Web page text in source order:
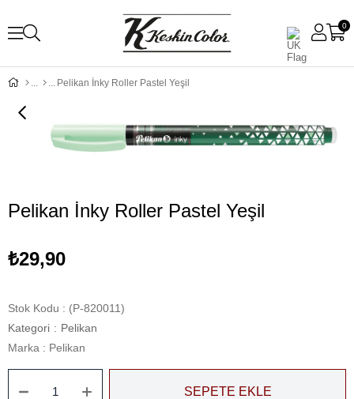
0
Pelikan İnky Roller Pastel Yeşil
Pelikan İnky Roller Pastel Yeşil
₺29,90
Stok Kodu
(P-820011)
Kategori : Pelikan
Marka : Pelikan